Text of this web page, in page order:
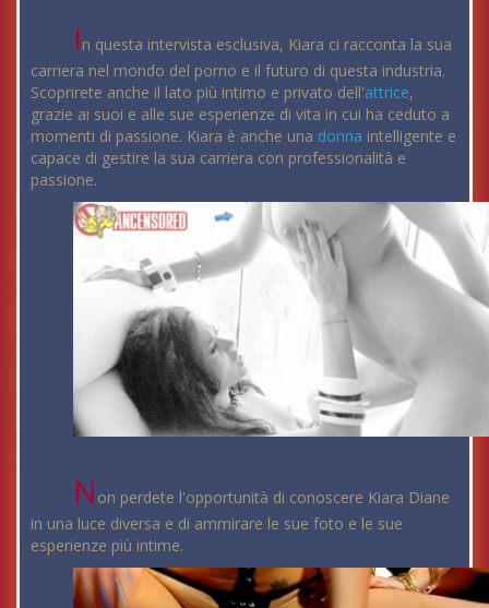
In questa intervista esclusiva, Kiara ci racconta la sua
carriera nel mondo del porno e il futuro di questa industria.
Scoprirete anche il lato più intimo e privato dell'attrice,
grazie ai suoi e alle sue esperienze di vita in cui ha ceduto a
momenti di passione. Kiara è anche una donna intelligente e
capace di gestire la sua carriera con professionalità e
passione.
N on perdete l'opportunità di conoscere Kiara Diane
in una luce diversa e di ammirare le sue foto e le sue
esperienze più intime.